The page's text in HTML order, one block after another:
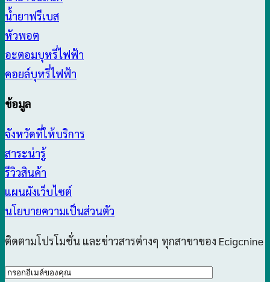
น้ำยาฟรีเบส
หัวพอต
อะตอมบุหรี่ไฟฟ้า
คอยล์บุหรี่ไฟฟ้า
ข้อมูล
จังหวัดที่ให้บริการ
สาระน่ารู้
รีวิวสินค้า
แผนผังเว็บไซต์
นโยบายความเป็นส่วนตัว
ติดตามโปรโมชั่น และข่าวสารต่างๆ ทุกสาขาของ Ecigcnine